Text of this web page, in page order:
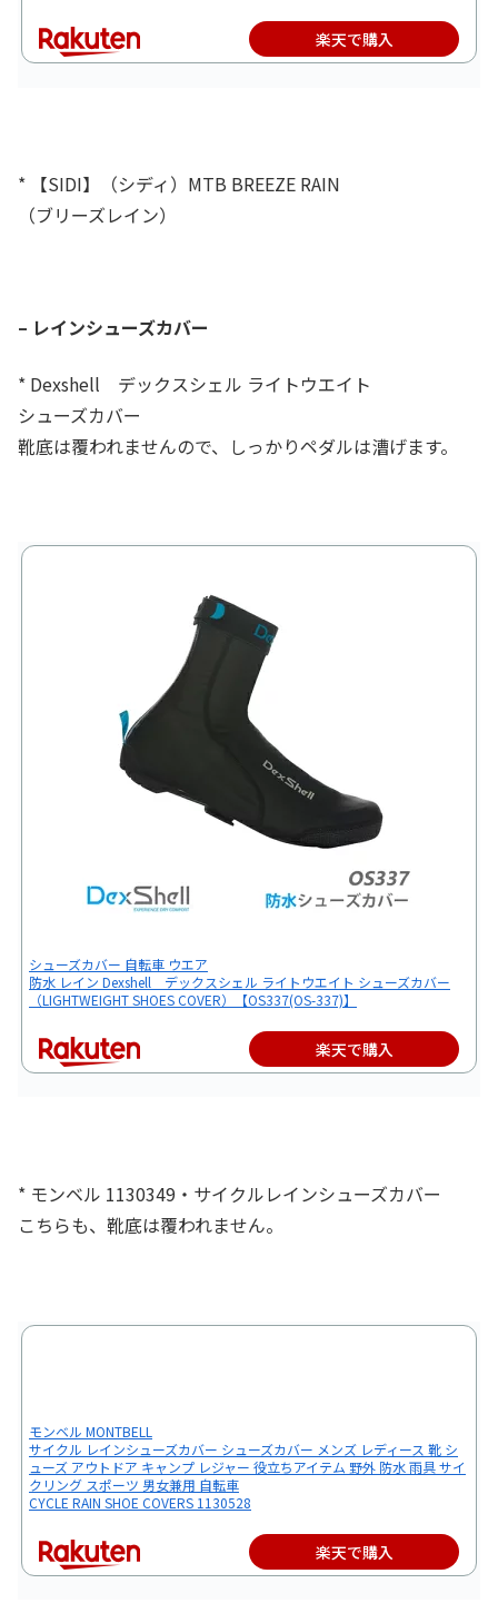
楽天で購入
* 【SIDI】（シディ）MTB BREEZE RAIN
（ブリーズレイン）
– レインシューズカバー
* Dexshell デックスシェル ライトウエイト
シューズカバー
靴底は覆われませんので、しっかりペダルは漕げます。
シューズカバー 自転車 ウエア
防水 レイン Dexshell デックスシェル ライトウエイト シューズカバー
（LIGHTWEIGHT SHOES COVER）【OS337(OS-337)】
楽天で購入
* モンベル 1130349・サイクルレインシューズカバー
こちらも、靴底は覆われません。
モンベル MONTBELL
サイクル レインシューズカバー シューズカバー メンズ レディース 靴 シ
ューズ アウトドア キャンプ レジャー 役立ちアイテム 野外 防水 雨具 サイ
クリング スポーツ 男女兼用 自転車
CYCLE RAIN SHOE COVERS 1130528
楽天で購入